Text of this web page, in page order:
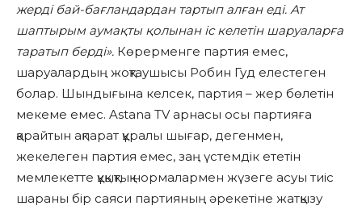
жерді бай-бағландардан тартып алған еді. Ат
шаптырым аумақты қолынан іс келетін шаруаларға
таратып берді». Көрерменге партия емес,
шаруалардың жоқтаушысы Робин Гуд елестеген
болар. Шындығына келсек, партия – жер бөлетін
мекеме емес. Astana TV арнасы осы партияға
қарайтын ақпарат құралы шығар, дегенмен,
жекелеген партия емес, заң үстемдік ететін
мемлекетте құқықтық нормалармен жүзеге асуы тиіс
шараны бір саяси партияның әрекетіне жатқызу